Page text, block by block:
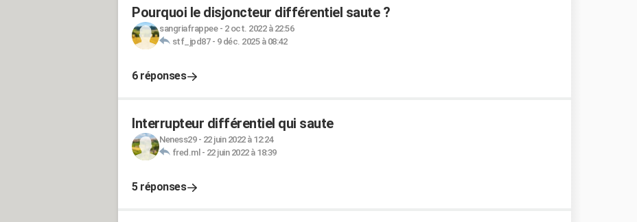
Pourquoi le disjoncteur différentiel saute ?
sangriafrappee- 2 oct. 2022 à 22:56
stf_jpd87- 9 déc. 2025 à 08:42
6 réponses
Interrupteur différentiel qui saute
Neness29- 22 juin 2022 à 12:24
fred.ml - 22 juin 2022 à 18:39
5 réponses